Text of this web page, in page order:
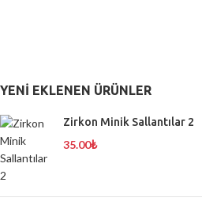
YENI EKLENEN ÜRÜNLER
Zirkon Minik Sallantılar 2
35.00₺